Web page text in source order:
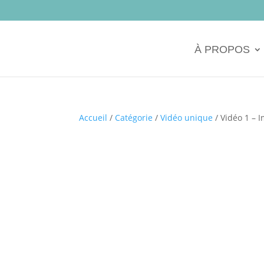
À PROPOS
Accueil / Catégorie /Vidéo unique / Vidéo 1 –